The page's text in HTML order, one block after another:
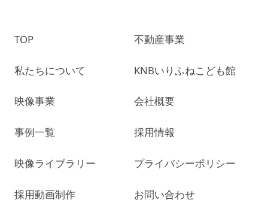
TOP
私たちについて
映像事業
事例一覧
映像ライブラリー
採用動画制作
不動産事業
KNBいりふねこども館
会社概要
採用情報
プライバシーポリシー
お問い合わせ